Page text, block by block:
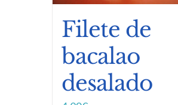
Filete de
bacalao
desalado